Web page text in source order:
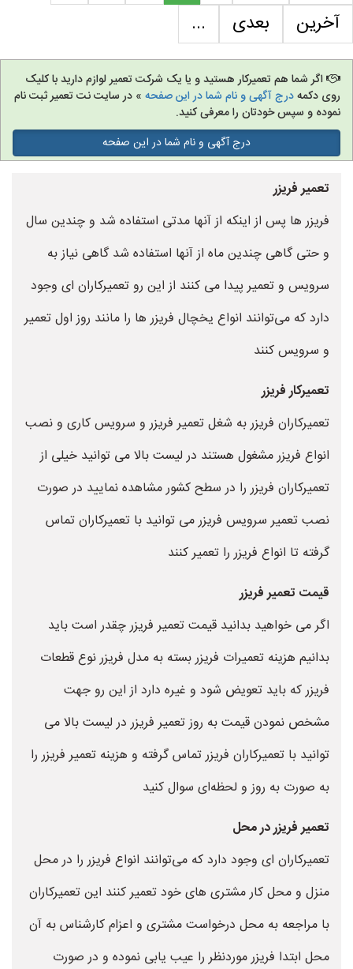
...
بعدی آخرین
اگر شما هم تعمیرکار هستید و یا یک شرکت تعمیر لوازم دارید با کلیک
روی دکمهدرج آگهی و نام شما در این صفحه » در سایت نت تعمیر ثبت نام
نموده و سپس خودتان را معرفی کنید.
درج آگهی و نام شما در این صفحه
تعمیر فریزر
فریزر ها پس از اینکه از آنها مدتی استفاده شد و چندین سال
و حتی گاهی چندین ماه از آنها استفاده شد گاهی نیاز به
سرویس و تعمیر پیدا می کنند از این رو تعمیرکاران ای وجود
دارد که می‌توانند انواع یخچال فریزر ها را مانند روز اول تعمیر
و سرویس کنند
تعمیرکار فریزر
تعمیرکاران فریزر به شغل تعمیر فریزر و سرویس کاری و نصب
انواع فریزر مشغول هستند در لیست بالا می توانید خیلی از
تعمیرکاران فریزر را در سطح کشور مشاهده نمایید در صورت
نصب تعمیر سرویس فریزر می توانید با تعمیرکاران تماس
گرفته تا انواع فریزر را تعمیر کنند
قیمت تعمیر فریزر
اگر می خواهید بدانید قیمت تعمیر فریزر چقدر است باید
بدانیم هزینه تعمیرات فریزر بسته به مدل فریزر نوع قطعات
فریزر که باید تعویض شود و غیره دارد از این رو جهت
مشخص نمودن قیمت به روز تعمیر فریزر در لیست بالا می
توانید با تعمیرکاران فریزر تماس گرفته و هزینه تعمیر فریزر را
به صورت به روز و لحظه‌ای سوال کنید
تعمیر فریزر در محل
تعمیرکاران ای وجود دارد که می‌توانند انواع فریزر را در محل
منزل و محل کار مشتری های خود تعمیر کنند این تعمیرکاران
با مراجعه به محل درخواست مشتری و اعزام کارشناس به آن
محل ابتدا فریزر موردنظر را عیب یابی نموده و در صورت